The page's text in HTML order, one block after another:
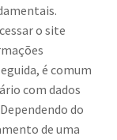
o site
é comum
com dados
do
de uma